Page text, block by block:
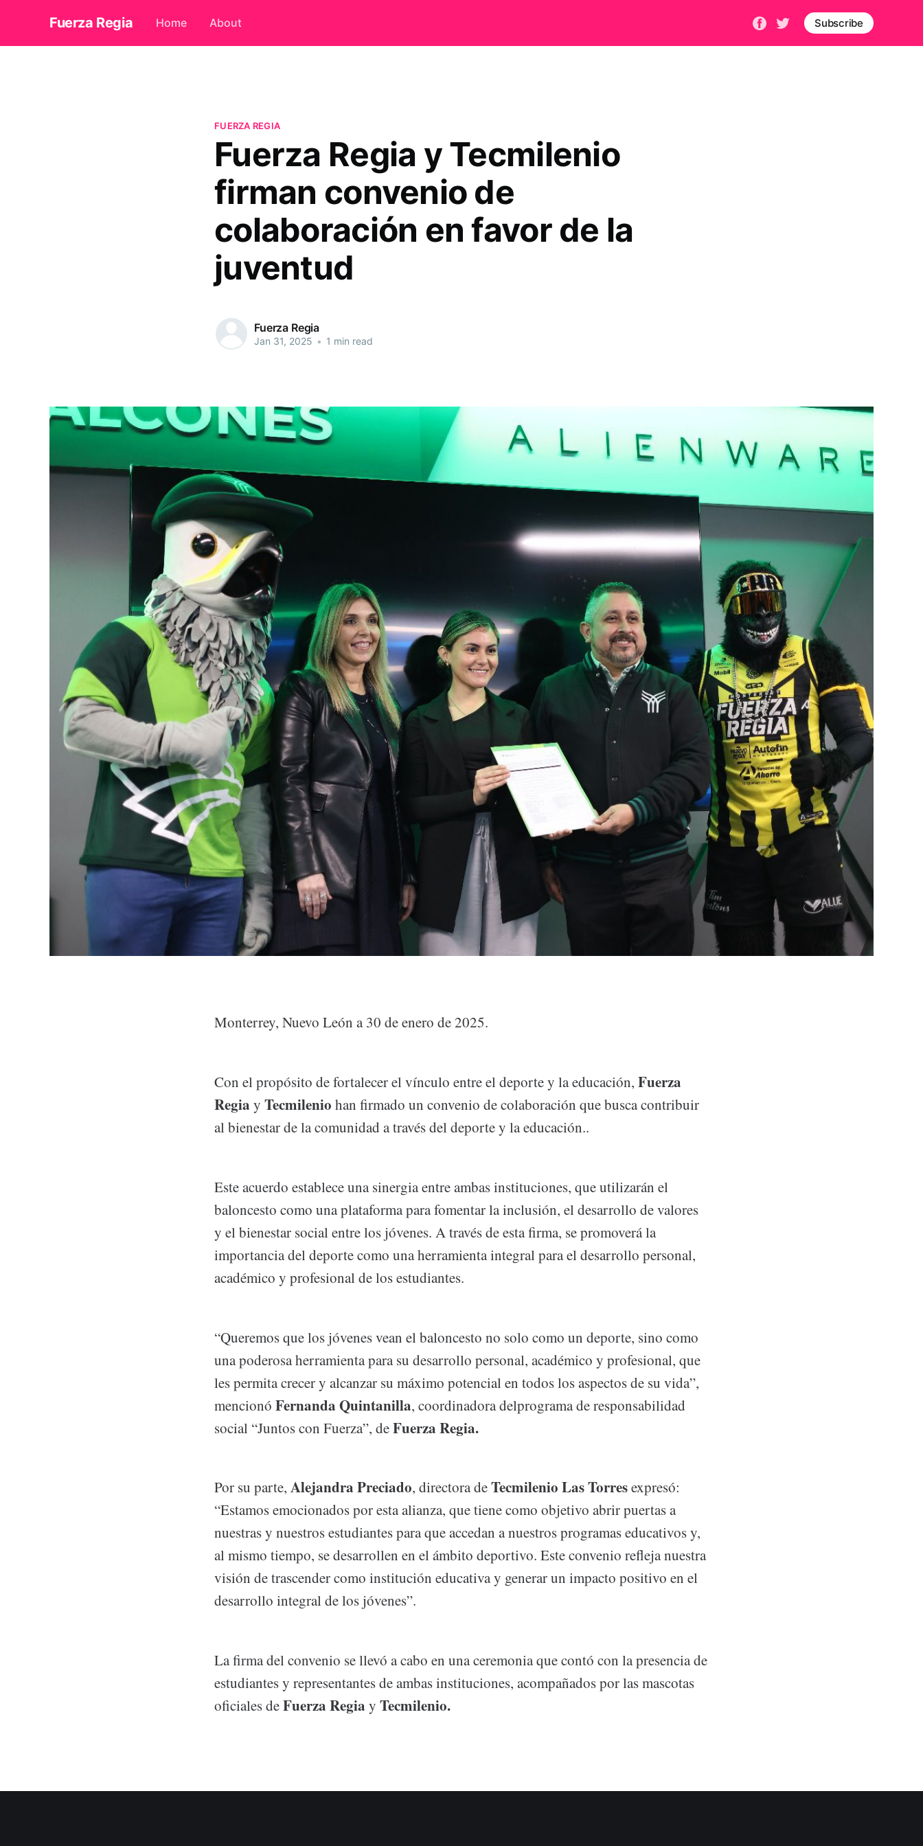
Fuerza Regia Home About Subscribe
FUERZA REGIA
Fuerza Regia y Tecmilenio
firman convenio de
colaboración en favor de la
juventud
Fuerza Regia
Jan 31, 2025 • 1 min read
Monterrey, Nuevo León a 30 de enero de 2025.
Con el propósito de fortalecer el vínculo entre el deporte y la educación, Fuerza
Regia y Tecmilenio han firmado un convenio de colaboración que busca contribuir
al bienestar de la comunidad a través del deporte y la educación..
Este acuerdo establece una sinergia entre ambas instituciones, que utilizarán el
baloncesto como una plataforma para fomentar la inclusión, el desarrollo de valores
y el bienestar social entre los jóvenes. A través de esta firma, se promoverá la
importancia del deporte como una herramienta integral para el desarrollo personal,
académico y profesional de los estudiantes.
“Queremos que los jóvenes vean el baloncesto no solo como un deporte, sino como
una poderosa herramienta para su desarrollo personal, académico y profesional, que
les permita crecer y alcanzar su máximo potencial en todos los aspectos de su vida”,
mencionó Fernanda Quintanilla, coordinadora delprograma de responsabilidad
social “Juntos con Fuerza”, deFuerza Regia.
Por su parte, Alejandra Preciado, directora deTecmilenio Las Torresexpresó:
“Estamos emocionados por esta alianza, que tiene como objetivo abrir puertas a
nuestras y nuestros estudiantes para que accedan a nuestros programas educativos y,
al mismo tiempo, se desarrollen en el ámbito deportivo. Este convenio refleja nuestra
visión de trascender como institución educativa y generar un impacto positivo en el
desarrollo integral de los jóvenes”.
La firma del convenio se llevó a cabo en una ceremonia que contó con la presencia de
estudiantes y representantes de ambas instituciones, acompañados por las mascotas
oficiales deFuerza Regia y Tecmilenio.